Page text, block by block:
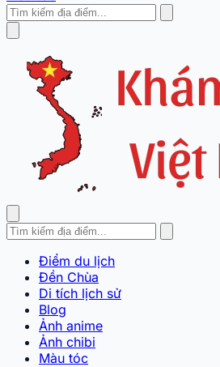
Điểm du lịch
Đền Chùa
Di tích lịch sử
Blog
Ảnh anime
Ảnh chibi
Màu tóc